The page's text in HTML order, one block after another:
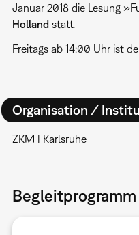
Januar 2018 die Lesung
Hollandstatt.
Freitags ab 14:00 Uhr ist
Organisation /
ZKM | Karlsruhe
Begleitprogramm